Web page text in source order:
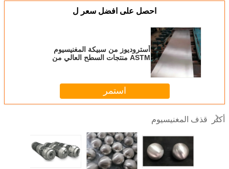
احصل على افضل سعر ل
أستروديوز من سبيكة المغنيسيوم
ASTM منتجات السطح العالي من
استمر
أكثر قذف المغنيسيوم